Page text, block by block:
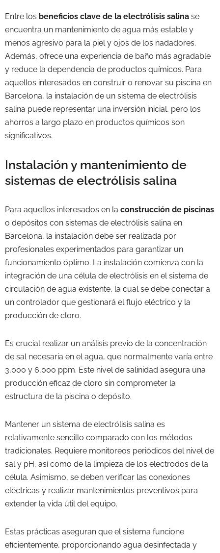
Entre los beneficios clave de la electrólisis salina se
encuentra un mantenimiento de agua más estable y
menos agresivo para la piel y ojos de los nadadores.
Además, ofrece una experiencia de baño más agradable
y reduce la dependencia de productos químicos. Para
aquellos interesados en construir o renovar su piscina en
Barcelona, la instalación de un sistema de electrólisis
salina puede representar una inversión inicial, pero los
ahorros a largo plazo en productos químicos son
significativos.
Instalación y mantenimiento de
sistemas de electrólisis salina
Para aquellos interesados en la construcción de piscinas
o depósitos con sistemas de electrólisis salina en
Barcelona, la instalación debe ser realizada por
profesionales experimentados para garantizar un
funcionamiento óptimo. La instalación comienza con la
integración de una célula de electrólisis en el sistema de
circulación de agua existente, la cual se debe conectar a
un controlador que gestionará el flujo eléctrico y la
producción de cloro.
Es crucial realizar un análisis previo de la concentración
de sal necesaria en el agua, que normalmente varía entre
3,000 y 6,000 ppm. Este nivel de salinidad asegura una
producción eficaz de cloro sin comprometer la
estructura de la piscina o depósito.
Mantener un sistema de electrólisis salina es
relativamente sencillo comparado con los métodos
tradicionales. Requiere monitoreos periódicos del nivel de
sal y pH, así como de la limpieza de los electrodos de la
célula. Asimismo, se deben verificar las conexiones
eléctricas y realizar mantenimientos preventivos para
extender la vida útil del equipo.
Estas prácticas aseguran que el sistema funcione
eficientemente, proporcionando agua desinfectada y